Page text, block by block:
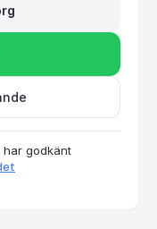
har godkänt